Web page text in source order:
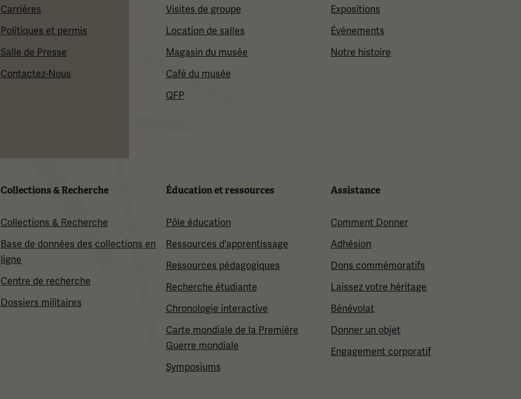
Carrières
Politiques et permis
Salle de Presse
Contactez-Nous
Visites de groupe
Location de salles
Magasin du musée
Café du musée
QFP
Expositions
Événements
Notre histoire
Collections & Recherche
Collections & Recherche
Base de données des collections en
ligne
Centre de recherche
Dossiers militaires
Éducation et ressources
Pôle éducation
Ressources d'apprentissage
Ressources pédagogiques
Recherche étudiante
Chronologie interactive
Carte mondiale de la Première
Guerre mondiale
Symposiums
Assistance
Comment Donner
Adhésion
Dons commémoratifs
Laissez votre héritage
Bénévolat
Donner un objet
Engagement corporatif